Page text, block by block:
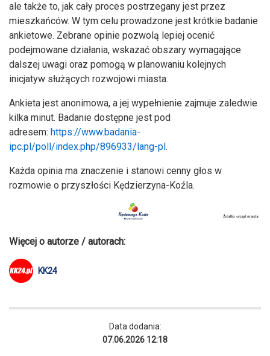
ale także to, jak cały proces postrzegany jest przez
mieszkańców. W tym celu prowadzone jest krótkie badanie
ankietowe. Zebrane opinie pozwolą lepiej ocenić
podejmowane działania, wskazać obszary wymagające
dalszej uwagi oraz pomogą w planowaniu kolejnych
inicjatyw służących rozwojowi miasta.
Ankieta jest anonimowa, a jej wypełnienie zajmuje zaledwie
kilka minut. Badanie dostępne jest pod
adresem: https://www.badania-
ipc.pl/poll/index.php/896933/lang-pl.
Każda opinia ma znaczenie i stanowi cenny głos w
rozmowie o przyszłości Kędzierzyna-Koźla.
Więcej o autorze / autorach:
KK24
Data dodania:
07.06.2026 12:18